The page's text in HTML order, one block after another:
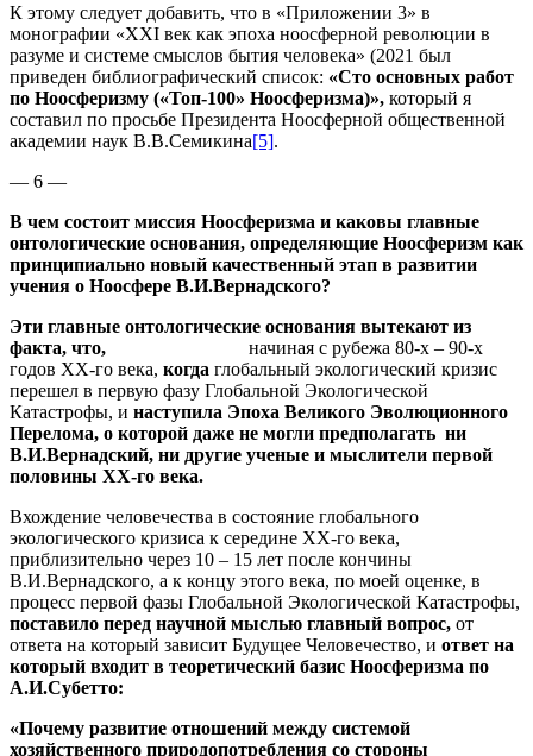
К этому следует добавить, что в «Приложении 3» в
монографии «XXI век как эпоха ноосферной революции в
разуме и системе смыслов бытия человека» (2021 был
приведен библиографический список: «Сто основных работ
по Ноосферизму («Топ-100» Ноосферизма)», который я
составил по просьбе Президента Ноосферной общественной
академии наук В.В.Семикина[5].
— 6 —
В чем состоит миссия Ноосферизма и каковы главные
онтологические основания, определяющие Ноосферизм как
принципиально новый качественный этап в развитии
учения о Ноосфере В.И.Вернадского?
Эти главные онтологические основания вытекают из
факта, что, начиная с рубежа 80-х – 90-х
годов ХХ-го века, когда глобальный экологический кризис
перешел в первую фазу Глобальной Экологической
Катастрофы, и наступила Эпоха Великого Эволюционного
Перелома, о которой даже не могли предполагать ни
В.И.Вернадский, ни другие ученые и мыслители первой
половины ХХ-го века.
Вхождение человечества в состояние глобального
экологического кризиса к середине ХХ-го века,
приблизительно через 10 – 15 лет после кончины
В.И.Вернадского, а к концу этого века, по моей оценке, в
процесс первой фазы Глобальной Экологической Катастрофы,
поставило перед научной мыслью главный вопрос, от
ответа на который зависит Будущее Человечество, и ответ на
который входит в теоретический базис Ноосферизма по
А.И.Субетто:
«Почему развитие отношений между системой
хозяйственного природопотребления со стороны